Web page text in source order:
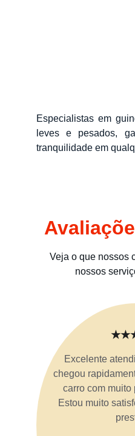
Especialistas em
leves e pesados,
tranquilidade em
Veja o que nossos
nossos
Excelente
chegou
carro com muito
Estou muito